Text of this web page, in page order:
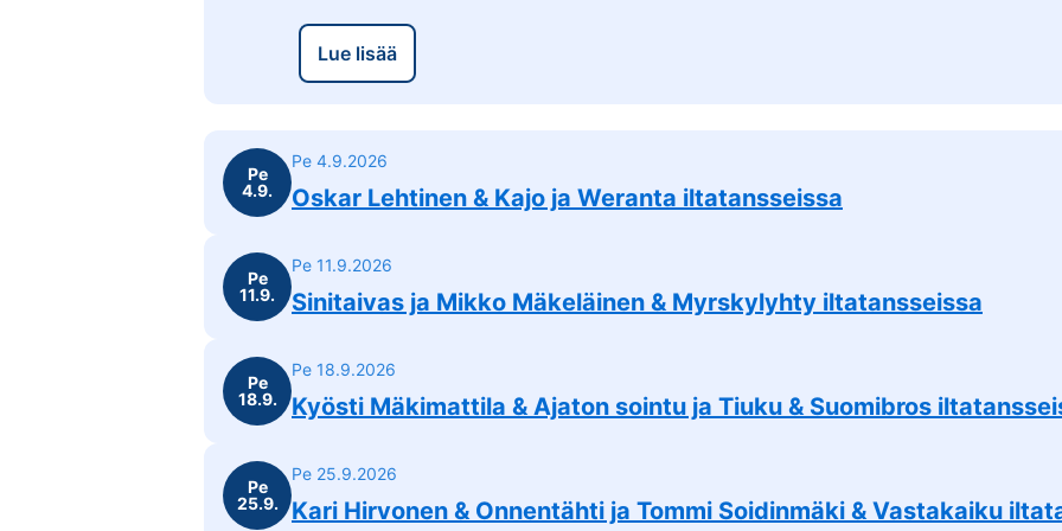
Lue lisää
Pe
4.9.
Pe 4.9.2026
Oskar Lehtinen & Kajo ja Weranta iltatansseissa
Pe
11.9.
Pe 11.9.2026
Sinitaivas ja Mikko Mäkeläinen & Myrskylyhty iltatansseissa
Pe
18.9.
Pe 18.9.2026
Kyösti Mäkimattila & Ajaton sointu ja Tiuku & Suomibros
Pe
25.9.
Pe 25.9.2026
Kari Hirvonen & Onnentähti ja Tommi Soidinmäki & Vastakaiku